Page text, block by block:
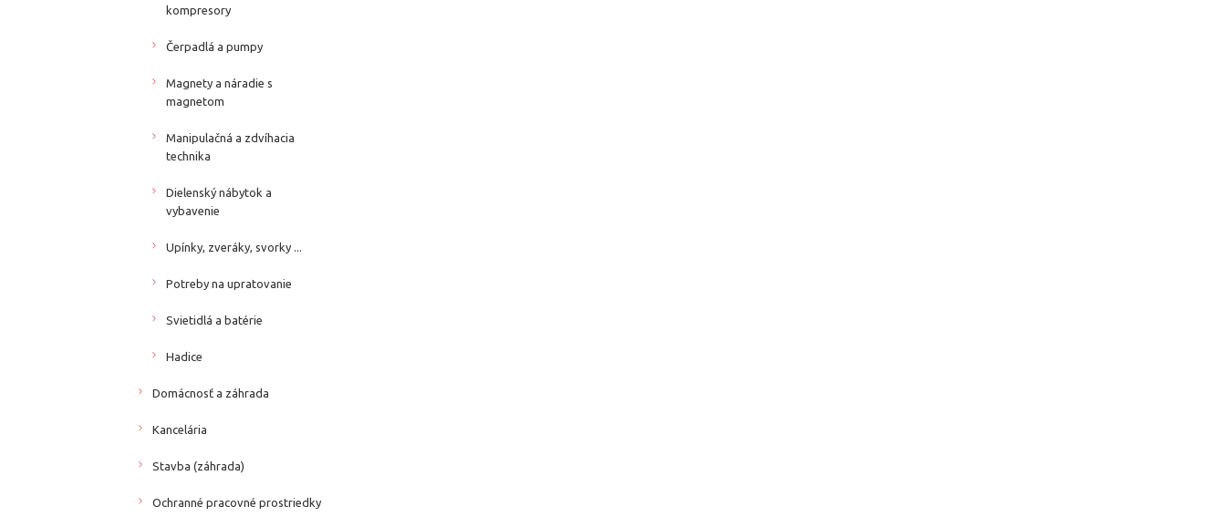
kompresory
Čerpadlá a pumpy
Magnety a náradie s
magnetom
Manipulačná a zdvíhacia
technika
Dielenský nábytok a
vybavenie
Upínky, zveráky, svorky ...
Potreby na upratovanie
Svietidlá a batérie
Hadice
Domácnosť a záhrada
Kancelária
Stavba (záhrada)
Ochranné pracovné prostriedky